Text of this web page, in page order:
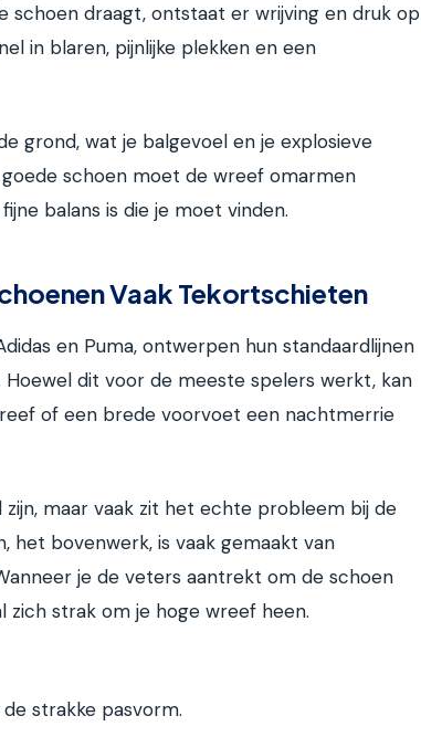
schoen draagt, ontstaat er wrijving en druk op
in blaren, pijnlijke plekken en een
grond, wat je balgevoel en je explosieve
schoen moet de wreef omarmen
balans is die je moet vinden.
Vaak Tekortschieten
en Puma, ontwerpen hun standaardlijnen
dit voor de meeste spelers werkt, kan
of een brede voorvoet een nachtmerrie
maar vaak zit het echte probleem bij de
het bovenwerk, is vaak gemaakt van
je de veters aantrekt om de schoen
strak om je hoge wreef heen.
strakke pasvorm.